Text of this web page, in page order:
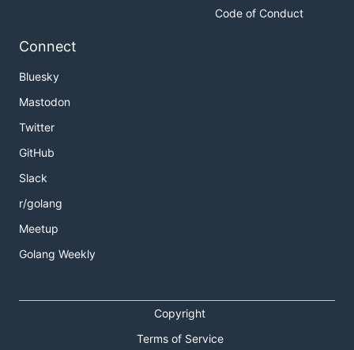
Code of Conduct
Connect
Bluesky
Mastodon
Twitter
GitHub
Slack
r/golang
Meetup
Golang Weekly
Copyright
Terms of Service